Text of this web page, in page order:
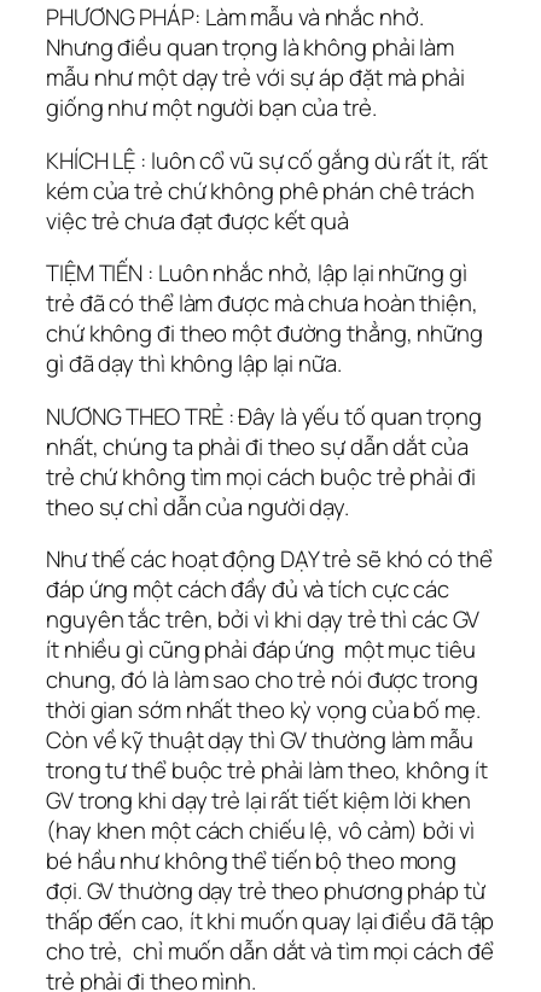
PHƯƠNG PHÁP: Làm mẫu và nhắc nhở.
Nhưng điều quan trọng là không phải làm
mẫu như một dạy trẻ với sự áp đặt mà phải
giống như một người bạn của trẻ.
KHÍCH LỆ : luôn cổ vũ sự cố gắng dù rất ít, rất
kém của trẻ chứ không phê phán chê trách
việc trẻ chưa đạt được kết quả
TIỆM TIẾN : Luôn nhắc nhở, lập lại những gì
trẻ đã có thể làm được mà chưa hoàn thiện,
chứ không đi theo một đường thẳng, những
gì đã dạy thì không lập lại nữa.
NƯƠNG THEO TRẺ : Đây là yếu tố quan trọng
nhất, chúng ta phải đi theo sự dẫn dắt của
trẻ chứ không tìm mọi cách buộc trẻ phải đi
theo sự chỉ dẫn của người dạy.
Như thế các hoạt động DẠY trẻ sẽ khó có thể
đáp ứng một cách đầy đủ và tích cực các
nguyên tắc trên, bởi vì khi dạy trẻ thì các GV
ít nhiều gì cũng phải đáp ứng một mục tiêu
chung, đó là làm sao cho trẻ nói được trong
thời gian sớm nhất theo kỳ vọng của bố mẹ.
Còn về kỹ thuật dạy thì GV thường làm mẫu
trong tư thể buộc trẻ phải làm theo, không ít
GV trong khi dạy trẻ lại rất tiết kiệm lời khen
(hay khen một cách chiếu lệ, vô cảm) bởi vì
bé hầu như không thể tiến bộ theo mong
đợi. GV thường dạy trẻ theo phương pháp từ
thấp đến cao, ít khi muốn quay lại điều đã tập
cho trẻ, chỉ muốn dẫn dắt và tìm mọi cách để
trẻ phải đi theo mình.